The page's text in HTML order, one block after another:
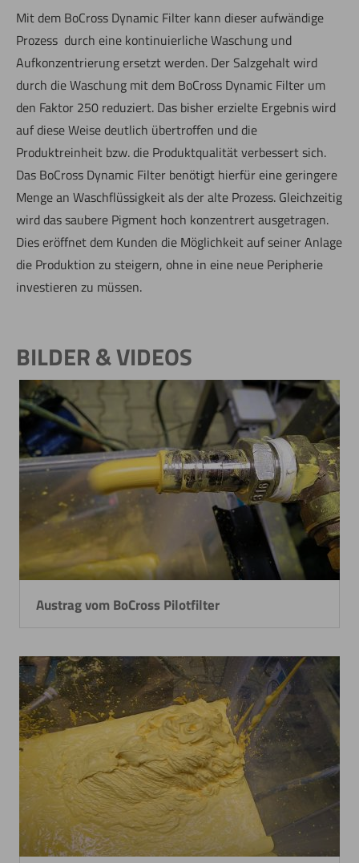
Mit dem BoCross Dynamic Filter kann dieser aufwändige
Prozess durch eine kontinuierliche Waschung und
Aufkonzentrierung ersetzt werden. Der Salzgehalt wird
durch die Waschung mit dem BoCross Dynamic Filter um
den Faktor 250 reduziert. Das bisher erzielte Ergebnis wird
auf diese Weise deutlich übertroffen und die
Produktreinheit bzw. die Produktqualität verbessert sich.
Das BoCross Dynamic Filter benötigt hierfür eine geringere
Menge an Waschflüssigkeit als der alte Prozess. Gleichzeitig
wird das saubere Pigment hoch konzentrert ausgetragen.
Dies eröffnet dem Kunden die Möglichkeit auf seiner Anlage
die Produktion zu steigern, ohne in eine neue Peripherie
investieren zu müssen.
BILDER & VIDEOS
Austrag vom BoCross Pilotfilter